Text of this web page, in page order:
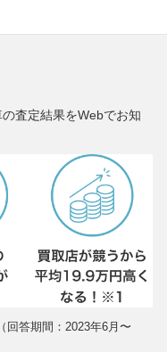
査定結果をWebでお知
回答期間：2023年6月〜